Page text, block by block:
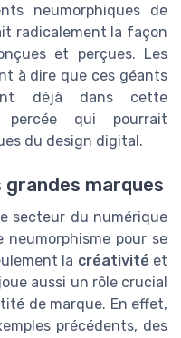
neumorphiques de
radicalement la façon
et perçues. Les
à dire que ces géants
déjà dans cette
percée qui pourrait
du design digital.
marques
secteur du numérique
pour se
la créativité et
aussi un rôle crucial
de marque. En effet,
précédents, des